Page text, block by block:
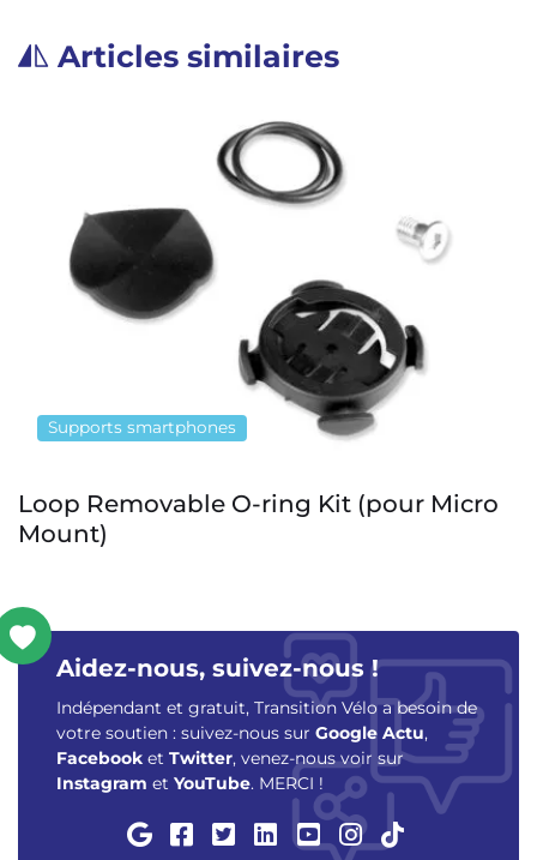
Articles similaires
Kit (pour Micro
Supports smartphones
Loop Micro Mount
Aidez-nous, suivez-nous !
Indépendant et gratuit, Transition Vélo a besoin de
votre soutien : suivez-nous sur Google Actu,
Facebook et Twitter, venez-nous voir sur
Instagram et YouTube. MERCI !